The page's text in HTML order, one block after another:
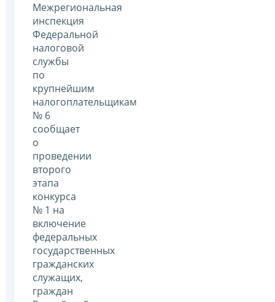
Межрегиональная
инспекция
Федеральной
налоговой
службы
по
крупнейшим
налогоплательщикам
№ 6
сообщает
о
проведении
второго
этапа
конкурса
№ 1 на
включение
федеральных
государственных
гражданских
служащих,
граждан